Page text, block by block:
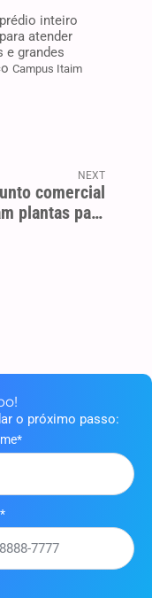
inteiro
atender
e grandes
Campus Itaim
NEXT
comercial
plantas para
o próximo passo: